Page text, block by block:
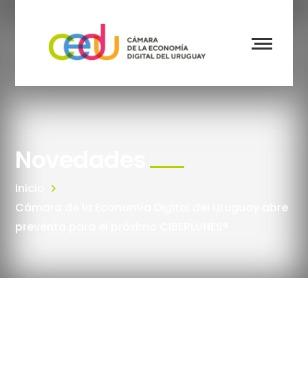
Novedades
Inicio
Cámara de la Economía Digital del Uruguay abre
preventa para el próximo CIBERLUNES®